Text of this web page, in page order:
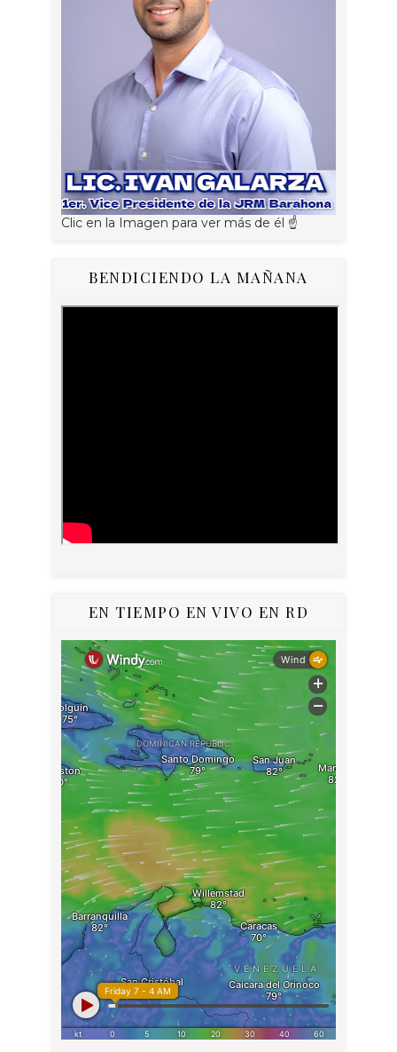
Clic en la Imagen para ver más de él ☝
BENDICIENDO LA MAÑANA
EN TIEMPO EN VIVO EN RD